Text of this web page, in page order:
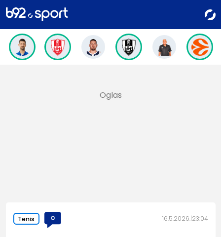
Tenis 0 16.5.2026. 23:04